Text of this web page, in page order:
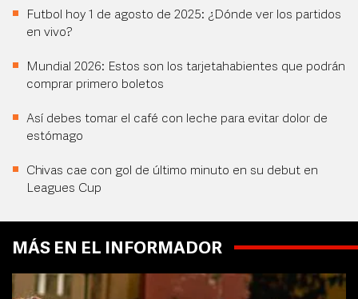
Futbol hoy 1 de agosto de 2025: ¿Dónde ver los partidos
en vivo?
Mundial 2026: Estos son los tarjetahabientes que podrán
comprar primero boletos
Así debes tomar el café con leche para evitar dolor de
estómago
Chivas cae con gol de último minuto en su debut en
Leagues Cup
MÁS EN EL INFORMADOR